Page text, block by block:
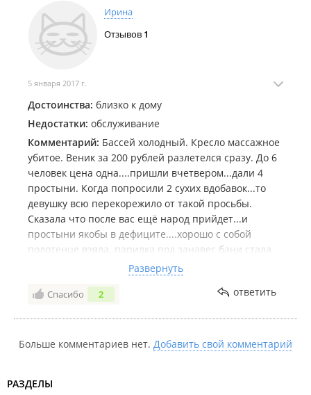
ещё... Вообщем если в смене будет эта узбечка
больше туда ни нагой
Ирина
Отзывов 1
5 января 2017 г.
Достоинства: близко к дому
Недостатки: обслуживание
Комментарий: Бассей холодный. Кресло массажное
убитое. Веник за 200 рублей разлетелся сразу. До 6
человек цена одна....пришли вчетвером...дали 4
простыни. Когда попросили 2 сухих вдобавок...то
девушку всю перекорежило от такой просьбы.
Сказала что после вас ещё народ прийдет...и
простыни якобы в дефиците....хорошо с собой
полотенце взяла..парилка под занавес бани стала
терять температуру и администратор спрашивала
нас не оставляем ли мы дверь открытой...короче
больше не пойдём ....виноваты во всем посетители
Развернуть
Спасибо 2 ответить
Больше комментариев нет. Добавить свой комментарий
РАЗДЕЛЫ